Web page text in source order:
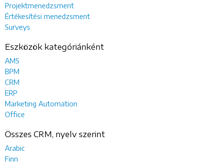
Projektmenedzsment
Értékesítési menedzsment
Surveys
Eszközök kategóriánként
AMS
BPM
CRM
ERP
Marketing Automation
Office
Összes CRM, nyelv szerint
Arabic
Finn